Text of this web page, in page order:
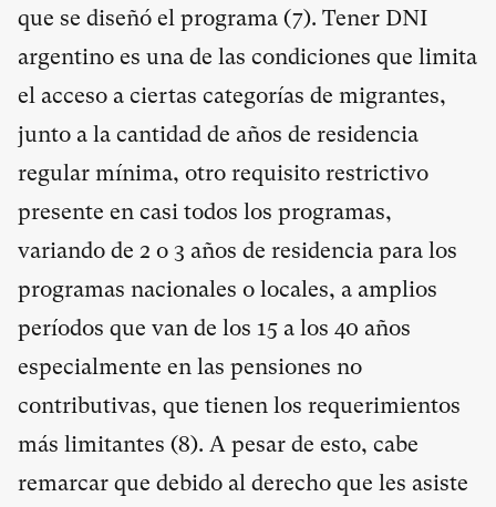
que se diseñó el programa (7). Tener DNI
argentino es una de las condiciones que limita
el acceso a ciertas categorías de migrantes,
junto a la cantidad de años de residencia
regular mínima, otro requisito restrictivo
presente en casi todos los programas,
variando de 2 o 3 años de residencia para los
programas nacionales o locales, a amplios
períodos que van de los 15 a los 40 años
especialmente en las pensiones no
contributivas, que tienen los requerimientos
más limitantes (8). A pesar de esto, cabe
remarcar que debido al derecho que les asiste